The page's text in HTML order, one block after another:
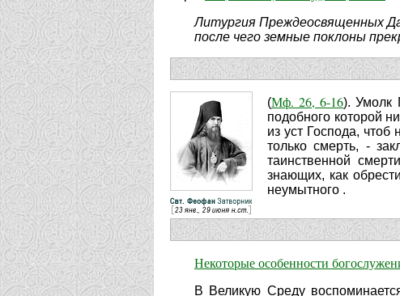
Литургия Преждеосвященных
после чего земные поклоны
(Мф. 26, 6-16). Умолк
подобного которой
из уст Господа,
только смерть, -
таинственной
знающих, как
неумытного .
Некоторые особенности
В Великую Среду